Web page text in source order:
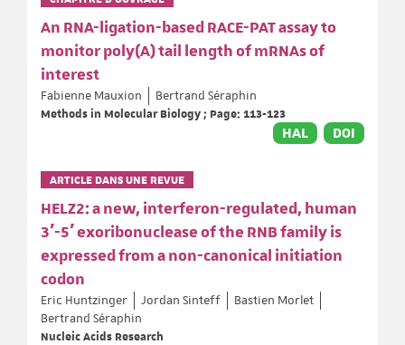
An RNA-ligation-based RACE-PAT assay to
monitor poly(A) tail length of mRNAs of
interest
Fabienne Mauxion
Bertrand Séraphin
Methods in Molecular Biology ; Page: 113-123
HAL DOI
ARTICLE DANS UNE REVUE
HELZ2: a new, interferon-regulated, human
3′-5′ exoribonuclease of the RNB family is
expressed from a non-canonical initiation
codon
Eric Huntzinger Jordan Sinteff
Bastien Morlet
Bertrand Séraphin
Nucleic Acids Research